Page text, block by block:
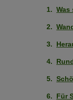
Was
Für